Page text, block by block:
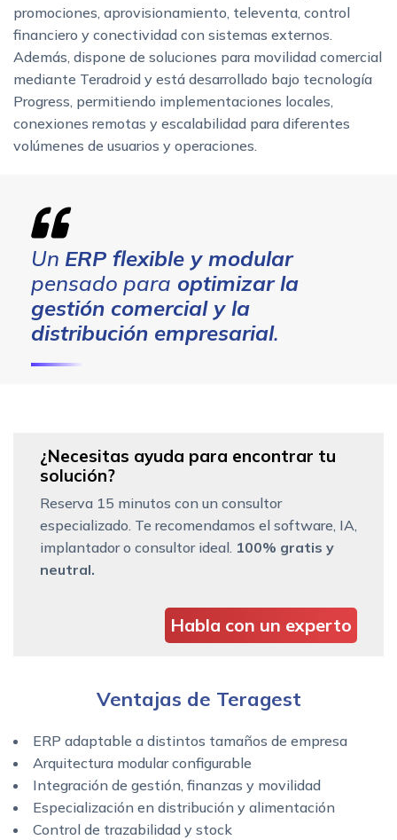
promociones, aprovisionamiento, televenta, control
financiero y conectividad con sistemas externos.
Además, dispone de soluciones para movilidad comercial
mediante Teradroid y está desarrollado bajo tecnología
Progress, permitiendo implementaciones locales,
conexiones remotas y escalabilidad para diferentes
volúmenes de usuarios y operaciones.
Un ERP flexible y modular
pensado para optimizar la
gestión comercial y la
distribución empresarial.
¿Necesitas ayuda para encontrar tu
solución?
Reserva 15 minutos con un consultor
especializado. Te recomendamos el software, IA,
implantador o consultor ideal. 100% gratis y
neutral.
Habla con un experto
Ventajas de Teragest
ERP adaptable a distintos tamaños de empresa
Arquitectura modular configurable
Integración de gestión, finanzas y movilidad
Especialización en distribución y alimentación
Control de trazabilidad y stock